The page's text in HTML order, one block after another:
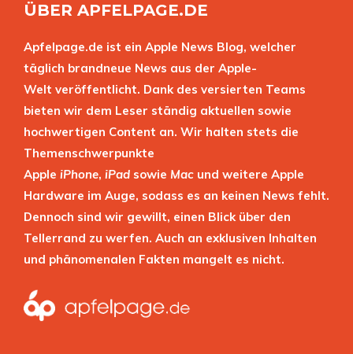
ÜBER APFELPAGE.DE
Apfelpage.de ist ein Apple News Blog, welcher
täglich brandneue News aus der Apple-
Welt veröffentlicht. Dank des versierten Teams
bieten wir dem Leser ständig aktuellen sowie
hochwertigen Content an. Wir halten stets die
Themenschwerpunkte
Apple iPhone, iPad sowie Mac und weitere Apple
Hardware im Auge, sodass es an keinen News fehlt.
Dennoch sind wir gewillt, einen Blick über den
Tellerrand zu werfen. Auch an exklusiven Inhalten
und phänomenalen Fakten mangelt es nicht.